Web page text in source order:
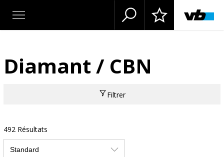
Diamant / CBN
Filtrer
492 Résultats